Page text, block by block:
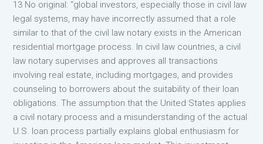
13 No original: “global investors, especially those in civil law
legal systems, may have incorrectly assumed that a role
similar to that of the civil law notary exists in the American
residential mortgage process. In civil law countries, a civil
law notary supervises and approves all transactions
involving real estate, including mortgages, and provides
counseling to borrowers about the suitability of their loan
obligations. The assumption that the United States applies
a civil notary process and a misunderstanding of the actual
U.S. loan process partially explains global enthusiasm for